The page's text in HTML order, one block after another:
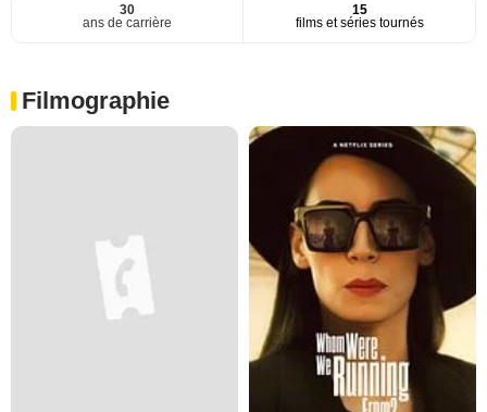
30
ans de carrière
15
films et séries tournés
Filmographie